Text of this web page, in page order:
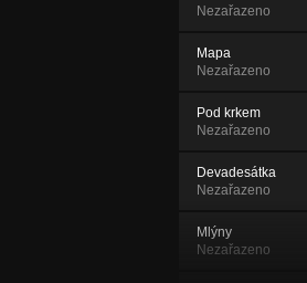
Nezařazeno
Mapa
Nezařazeno
Pod krkem
Nezařazeno
Devadesátka
Nezařazeno
Mlýny
Nezařazeno